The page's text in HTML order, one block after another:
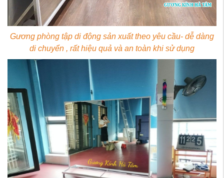
Gương phòng tập di động sản xuất theo yêu cầu- dễ dàng
di chuyển , rất hiệu quả và an toàn khi sử dụng